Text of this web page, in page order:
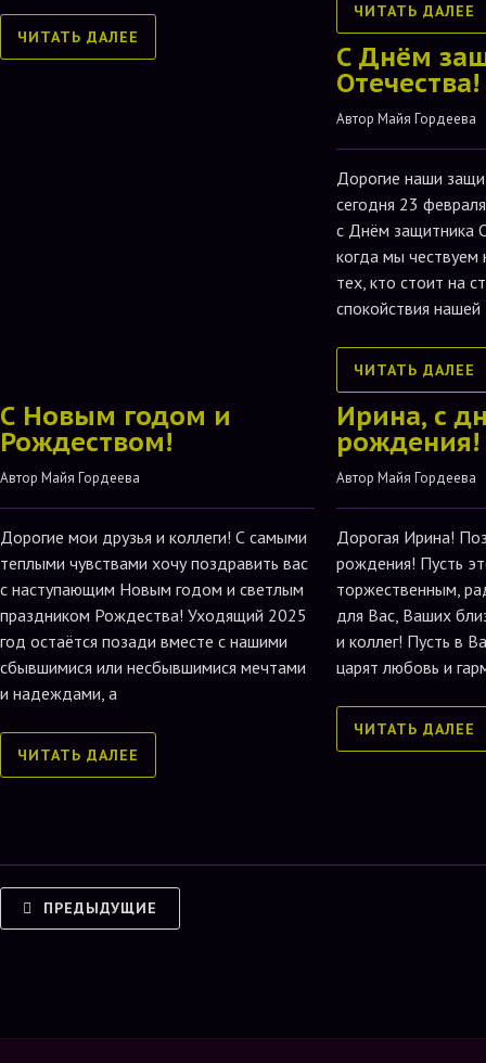
ЧИТАТЬ ДАЛЕЕ
ЧИТАТЬ ДАЛЕЕ
С Днём
Отечества!
Автор Майя Гордеева
Дорогие наши
сегодня 23
с Днём защитника
когда мы чествуем
тех, кто стоит на
спокойствия
ЧИТАТЬ ДАЛЕЕ
С Новым годом и
Рождеством!
Автор Майя Гордеева
Дорогие мои друзья и коллеги! С самыми
теплыми чувствами хочу поздравить вас
с наступающим Новым годом и светлым
праздником Рождества! Уходящий 2025
год остаётся позади вместе с нашими
сбывшимися или несбывшимися мечтами
и надеждами, а
ЧИТАТЬ ДАЛЕЕ
Ирина, с
рождения!
Автор Майя Гордеева
Дорогая Ирина!
рождения! Пусть
торжественным,
для Вас, Ваших
и коллег! Пусть в
царят любовь и
ЧИТАТЬ ДАЛЕЕ
ПРЕДЫДУЩИЕ